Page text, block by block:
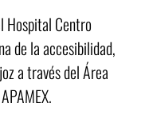
Hospital Centro
de la accesibilidad,
a través del Área